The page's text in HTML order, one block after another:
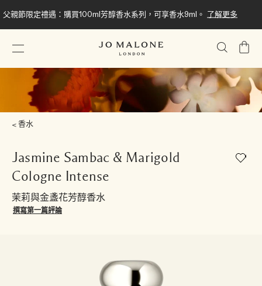
父親節限定禮遇：購買100ml芳醇香水系列，可享香水9ml。 了解更多
我
購
物
車
香水
Jasmine Sambac & Marigold
Cologne Intense
茉莉與金盞花芳醇香水
撰寫第一篇評論